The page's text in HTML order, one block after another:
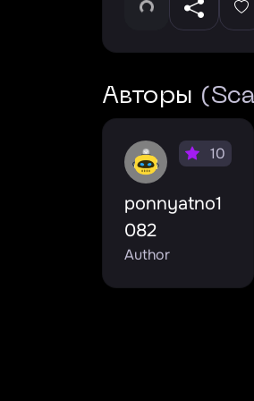
Авторы
ponnyatno1
082
Author
10